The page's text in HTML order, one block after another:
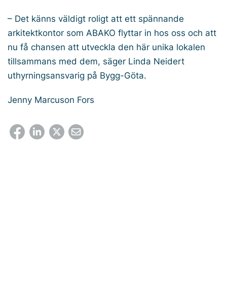
– Det känns väldigt roligt att ett spännande
arkitektkontor som ABAKO flyttar in hos oss och att
nu få chansen att utveckla den här unika lokalen
tillsammans med dem, säger Linda Neidert
uthyrningsansvarig på Bygg-Göta.
Jenny Marcuson Fors